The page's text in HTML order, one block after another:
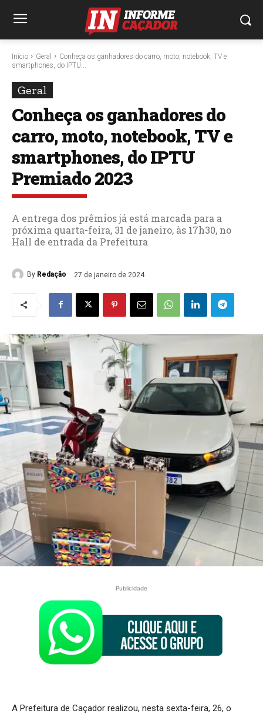
Início Geral
Conheça os ganhadores do carro, moto, notebook, TV e
smartphones, do IPTU...
Geral
Conheça os ganhadores do
carro, moto, notebook, TV e
smartphones, do IPTU
Premiado 2023
A entrega dos prêmios já está marcada para a
próxima quarta-feira, 31 de janeiro, às 17h30, no
Hall de entrada da Prefeitura
By Redação 27 de janeiro de 2024
Publicidade
A Prefeitura de Caçador realizou, nesta sexta-feira, 26, o